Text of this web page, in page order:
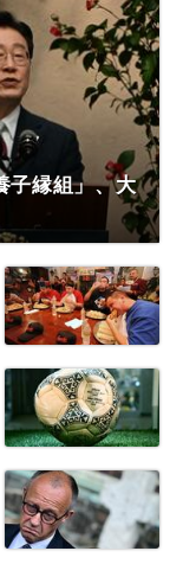
子縁組」、大